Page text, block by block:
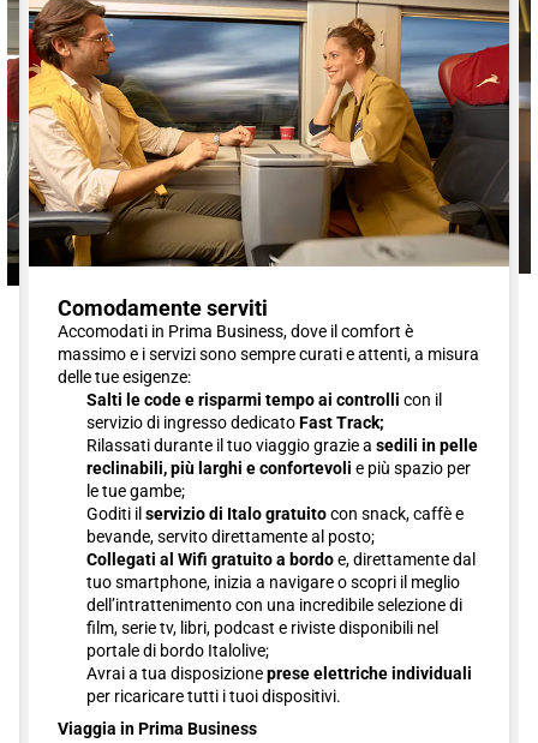
Comodamente serviti
Accomodati in Prima Business, dove il comfort è
massimo e i servizi sono sempre curati e attenti, a misura
delle tue esigenze:
Salti le code e risparmi tempo ai controlli con il
servizio di ingresso dedicatoFast Track;
Rilassati durante il tuo viaggio grazie a sedili in pelle
reclinabili, più larghi e confortevoli e più spazio per
le tue gambe;
Goditi il servizio di Italo gratuitocon snack, caffè e
bevande, servito direttamente al posto;
Collegati al Wifi gratuito a bordoe, direttamente dal
tuo smartphone, inizia a navigare o scopri il meglio
dell’intrattenimento con una incredibile selezione di
film, serie tv, libri, podcast e riviste disponibili nel
portale di bordo Italolive;
Avrai a tua disposizioneprese elettriche individuali
per ricaricare tutti i tuoi dispositivi.
Viaggia in Prima Business